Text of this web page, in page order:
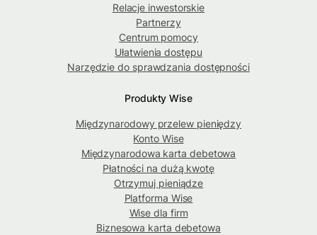
Relacje inwestorskie
Partnerzy
Centrum pomocy
Ułatwienia dostępu
Narzędzie do sprawdzania dostępności
Produkty Wise
Międzynarodowy przelew pieniędzy
Konto Wise
Międzynarodowa karta debetowa
Płatności na dużą kwotę
Otrzymuj pieniądze
Platforma Wise
Wise dla firm
Biznesowa karta debetowa